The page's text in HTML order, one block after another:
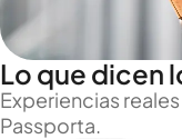
Lo que dicen
Experiencias
Passporta.